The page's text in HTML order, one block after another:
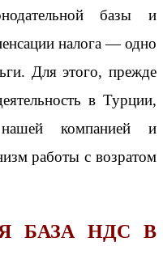
базы и
налога — одно
Для этого, прежде
в Турции,
нашей компанией и
работы с возратом
БАЗА НДС В